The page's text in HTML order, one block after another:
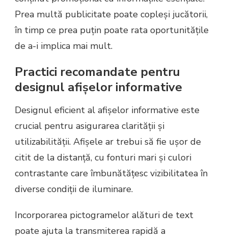
Prea multă publicitate poate copleși jucătorii,
în timp ce prea puțin poate rata oportunitățile
de a-i implica mai mult.
Practici recomandate pentru
designul afișelor informative
Designul eficient al afișelor informative este
crucial pentru asigurarea clarității și
utilizabilității. Afișele ar trebui să fie ușor de
citit de la distanță, cu fonturi mari și culori
contrastante care îmbunătățesc vizibilitatea în
diverse condiții de iluminare.
Incorporarea pictogramelor alături de text
poate ajuta la transmiterea rapidă a